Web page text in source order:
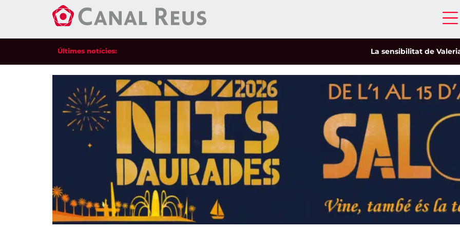
Últimes notícies: La sensibilitat de Valeria